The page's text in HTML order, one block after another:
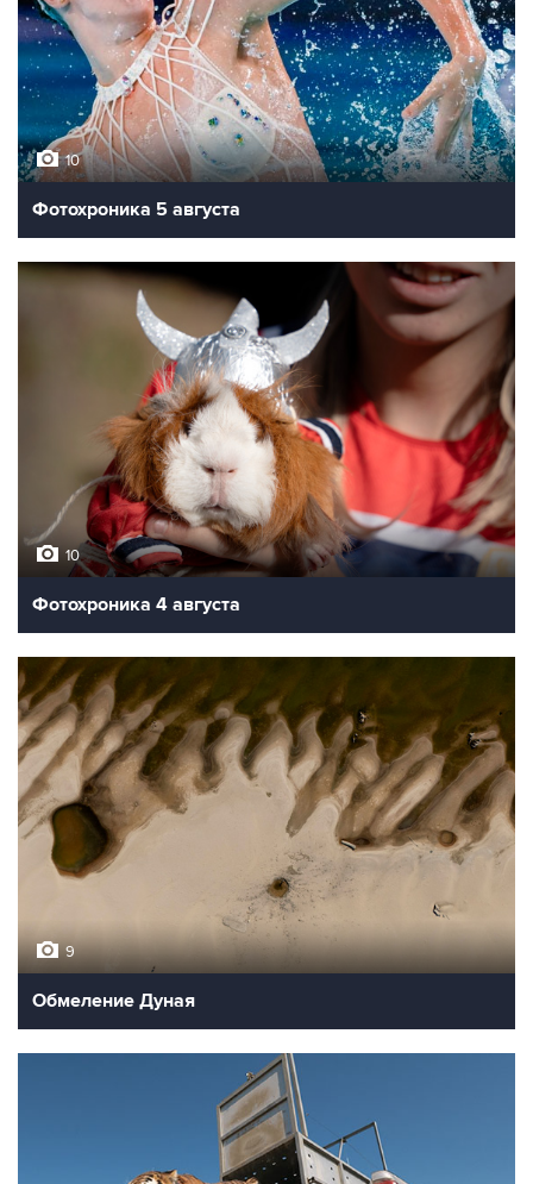
10
Фотохроника 5 августа
10
Фотохроника 4 августа
9
Обмеление Дуная